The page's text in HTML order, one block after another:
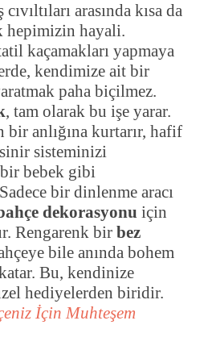
arasında kısa da
hepimizin hayali.
kaçamakları yapmaya
kendimize ait bir
paha biçilmez.
, tam olarak bu işe yarar.
anlığına kurtarır, hafif
sisteminizi
bebek gibi
bir dinlenme aracı
dekorasyonu için
Rengarenk bir bez
bile anında bohem
Bu, kendinize
hediyelerden biridir.
İçin Muhteşem